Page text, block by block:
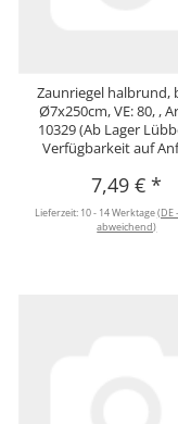
Zaunriegel halbrund,
Ø7x250cm, VE: 80, ,
10329 (Ab Lager
Verfügbarkeit auf
7,49 €*
Lieferzeit: 10 - 14 Werktage(DE
abweichend)